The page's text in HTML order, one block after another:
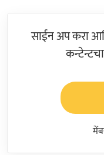
साईन अप करा